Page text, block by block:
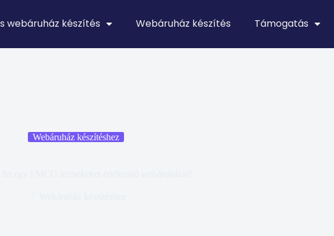
webáruház készítés Webáruház készítés Támogatás
Webáruház készítéshez